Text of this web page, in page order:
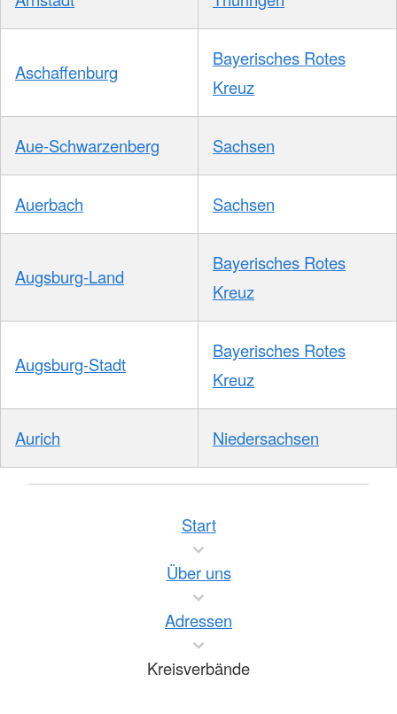
Aschaffenburg
Bayerisches Rotes
Kreuz
Aue-Schwarzenberg Sachsen
Auerbach Sachsen
Augsburg-Land
Bayerisches Rotes
Kreuz
Augsburg-Stadt
Bayerisches Rotes
Kreuz
Aurich Niedersachsen
Start
Über uns
Adressen
Kreisverbände